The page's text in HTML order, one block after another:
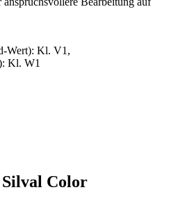
Wert): Kl. V1,
Kl. W1
Color